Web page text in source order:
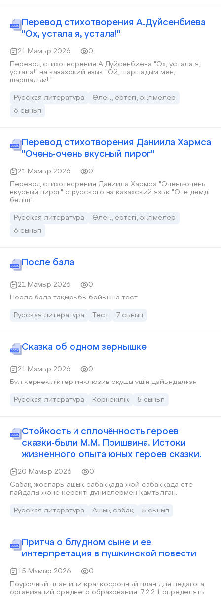
Перевод стихотворения А.Дүйсенбиева
"Ох, устала я, устала!"
21 Мамыр 2026
0
Перевод стихотворения А.Дүйсенбиева "Ох, устала я,
устала!" на казахский язык "Ой, шаршадым мен,
шаршадым! "
Русская литература
Өлең, ертегі, әңгімелер
6 сынып
Перевод стихотворения Даниила Хармса
"Очень-очень вкусный пирог"
21 Мамыр 2026
0
Перевод стихотворения Даниила Хармса "Очень-очень
вкусный пирог" с русского на казахский язык "Өте дәмді
бәліш"
Русская литература
Өлең, ертегі, әңгімелер
6 сынып
После бала
21 Мамыр 2026
0
После бала тақырыбы бойынша тест
Русская литература Тест 7 сынып
Сказка об одном зернышке
21 Мамыр 2026
0
Бұл көрнекіліктер инклюзив оқушы үшін дайындалған
Русская литература Көрнекілік 5 сынып
Стойкость и сплочённость героев
сказки-были М.М. Пришвина. Истоки
жизненного опыта юных героев сказки.
20 Мамыр 2026
0
Сабақ жоспары ашық сабаққада жәй сабаққада өте
пайдалы және керекті дүниелермен қамтылған.
Русская литература Ашық сабақ 5 сынып
Притча о блудном сыне и ее
интерпретация в пушкинской повести
15 Мамыр 2026
0
Поурочный план или краткосрочный план для педагога
организаций среднего образования. 7.2.2.1 определять